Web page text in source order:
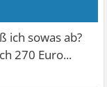
ich sowas ab?
270 Euro...